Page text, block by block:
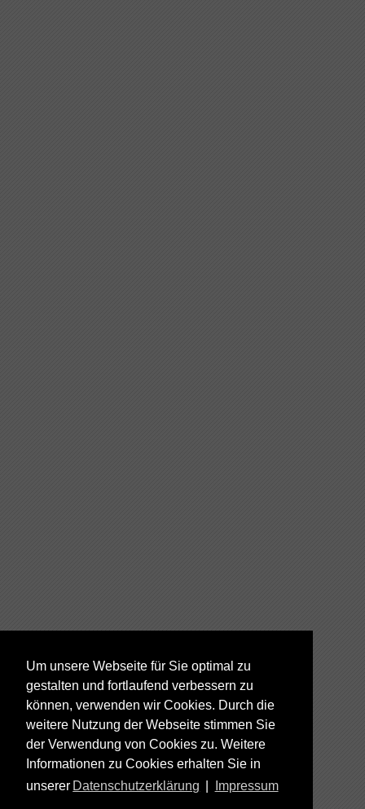
Um unsere Webseite für Sie optimal zu
gestalten und fortlaufend verbessern zu
können, verwenden wir Cookies. Durch die
weitere Nutzung der Webseite stimmen Sie
der Verwendung von Cookies zu. Weitere
Informationen zu Cookies erhalten Sie in
unserer Datenschutzerklärung Impressum